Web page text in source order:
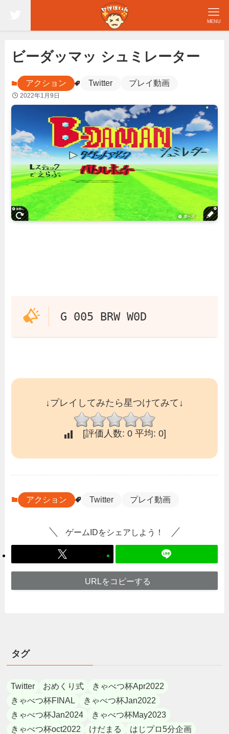
MENU
ビーダッマッ シュミレーター
アクション Twitter プレイ動画
2022年1月9日
G 005 BRW W0D
↓プレイしてみたら星つけてみて↓
[評価人数: 0平均: 0]
アクション Twitter プレイ動画
ゲームIDをシェアしよう！
URLをコピーする
タグ
Twitter おめくり式
きゃべつ杯Apr2022
きゃべつ杯FINAL
きゃべつ杯Jan2022
きゃべつ杯Jan2024
きゃべつ杯May2023
きゃべつ杯oct2022
けだまる
はじプロ5分企画